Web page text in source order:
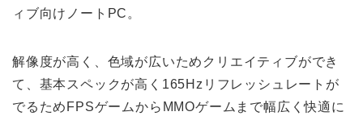
ィブ向けノートPC。
解像度が高く、色域が広いためクリエイティブができ
て、基本スペックが高く165Hzリフレッシュレートが
でるためFPSゲームからMMOゲームまで幅広く快適に